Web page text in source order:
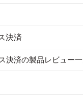
決済
決済の製品レビュー